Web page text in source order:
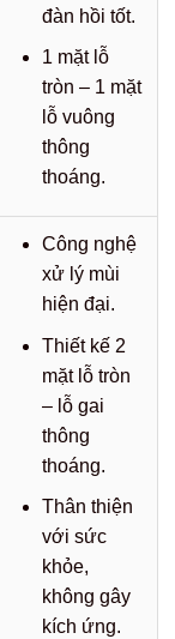
đàn hồi tốt.
1 mặt lỗ
tròn – 1 mặt
lỗ vuông
thông
thoáng.
Công nghệ
xử lý mùi
hiện đại.
Thiết kế 2
mặt lỗ tròn
– lỗ gai
thông
thoáng.
Thân thiện
với sức
khỏe,
không gây
kích ứng.